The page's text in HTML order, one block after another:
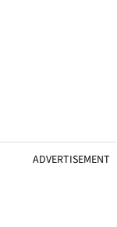
ADVERTISEMENT